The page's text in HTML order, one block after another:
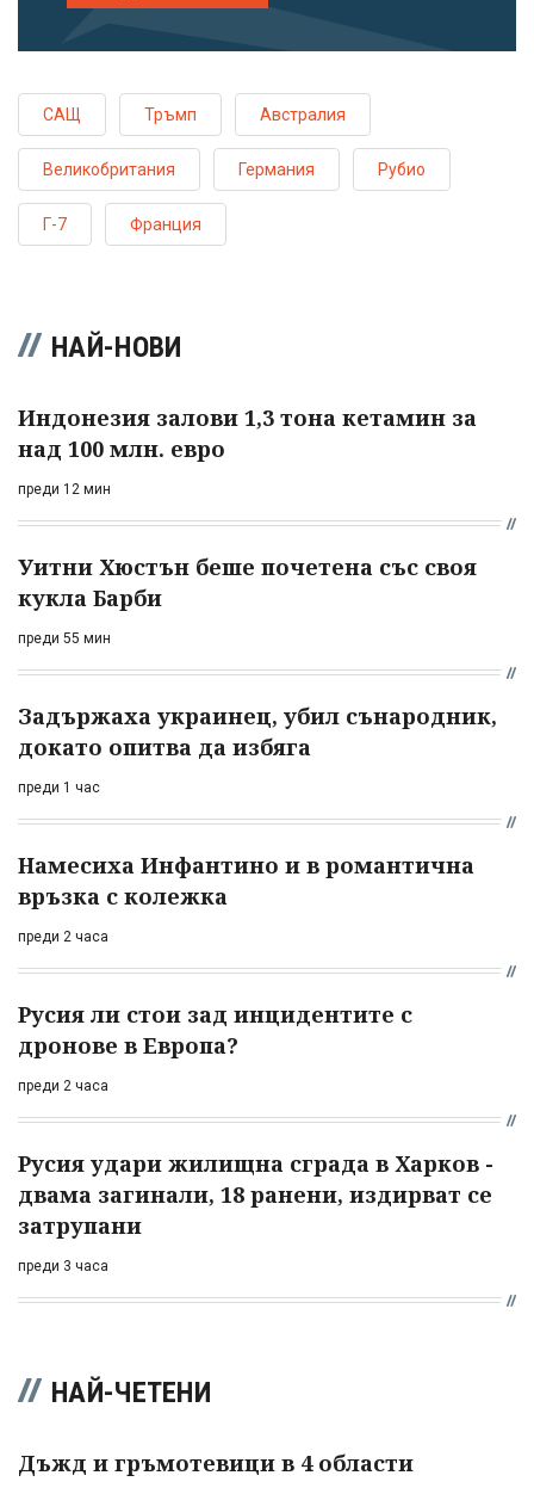
САЩ Тръмп Австралия
Великобритания Германия Рубио
Г-7 Франция
НАЙ-НОВИ
Индонезия залови 1,3 тона кетамин за
над 100 млн. евро
преди 12 мин
Уитни Хюстън беше почетена със своя
кукла Барби
преди 55 мин
Задържаха украинец, убил сънародник,
докато опитва да избяга
преди 1 час
Намесиха Инфантино и в романтична
връзка с колежка
преди 2 часа
Русия ли стои зад инцидентите с
дронове в Европа?
преди 2 часа
Русия удари жилищна сграда в Харков -
двама загинали, 18 ранени, издирват се
затрупани
преди 3 часа
НАЙ-ЧЕТЕНИ
Дъжд и гръмотевици в 4 области